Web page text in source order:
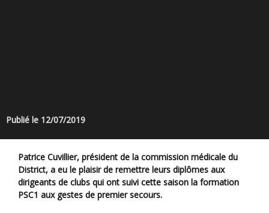
Publié le 12/07/2019
Patrice Cuvillier, président de la commission médicale du
District, a eu le plaisir de remettre leurs diplômes aux
dirigeants de clubs qui ont suivi cette saison la formation
PSC1 aux gestes de premier secours.